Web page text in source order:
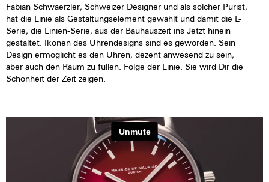
Fabian Schwaerzler, Schweizer Designer und als solcher Purist,
hat die Linie als Gestaltungselement gewählt und damit die L-
Serie, die Linien-Serie, aus der Bauhauszeit ins Jetzt hinein
gestaltet. Ikonen des Uhrendesigns sind es geworden. Sein
Design ermöglicht es den Uhren, dezent anwesend zu sein,
aber auch den Raum zu füllen. Folge der Linie. Sie wird Dir die
Schönheit der Zeit zeigen.